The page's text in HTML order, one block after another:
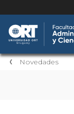
Novedades